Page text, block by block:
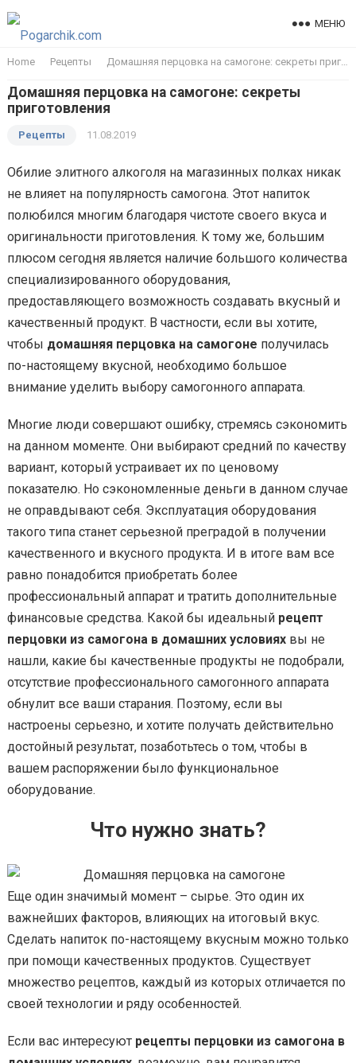
МЕНЮ
Home Рецепты Домашняя перцовка на самогоне: секреты приготовления
Домашняя перцовка на самогоне: секреты
приготовления
Рецепты 11.08.2019
Обилие элитного алкоголя на магазинных полках никак
не влияет на популярность самогона. Этот напиток
полюбился многим благодаря чистоте своего вкуса и
оригинальности приготовления. К тому же, большим
плюсом сегодня является наличие большого количества
специализированного оборудования,
предоставляющего возможность создавать вкусный и
качественный продукт. В частности, если вы хотите,
чтобы домашняя перцовка на самогоне получилась
по-настоящему вкусной, необходимо большое
внимание уделить выбору самогонного аппарата.
Многие люди совершают ошибку, стремясь сэкономить
на данном моменте. Они выбирают средний по качеству
вариант, который устраивает их по ценовому
показателю. Но сэкономленные деньги в данном случае
не оправдывают себя. Эксплуатация оборудования
такого типа станет серьезной преградой в получении
качественного и вкусного продукта. И в итоге вам все
равно понадобится приобретать более
профессиональный аппарат и тратить дополнительные
финансовые средства. Какой бы идеальный рецепт
перцовки из самогона в домашних условиях вы не
нашли, какие бы качественные продукты не подобрали,
отсутствие профессионального самогонного аппарата
обнулит все ваши старания. Поэтому, если вы
настроены серьезно, и хотите получать действительно
достойный результат, позаботьтесь о том, чтобы в
вашем распоряжении было функциональное
оборудование.
Что нужно знать?
Еще один значимый момент – сырье. Это один их
важнейших факторов, влияющих на итоговый вкус.
Сделать напиток по-настоящему вкусным можно только
при помощи качественных продуктов. Существует
множество рецептов, каждый из которых отличается по
своей технологии и ряду особенностей.
Если вас интересуют рецепты перцовки из самогона в